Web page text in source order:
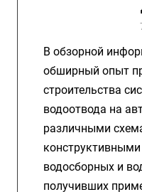
В обзорной
обширный опыт
строительства
водоотвода на
различными
водосборных и
получивших